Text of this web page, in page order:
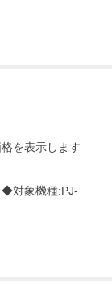
を表示します
◆対象機種:PJ-